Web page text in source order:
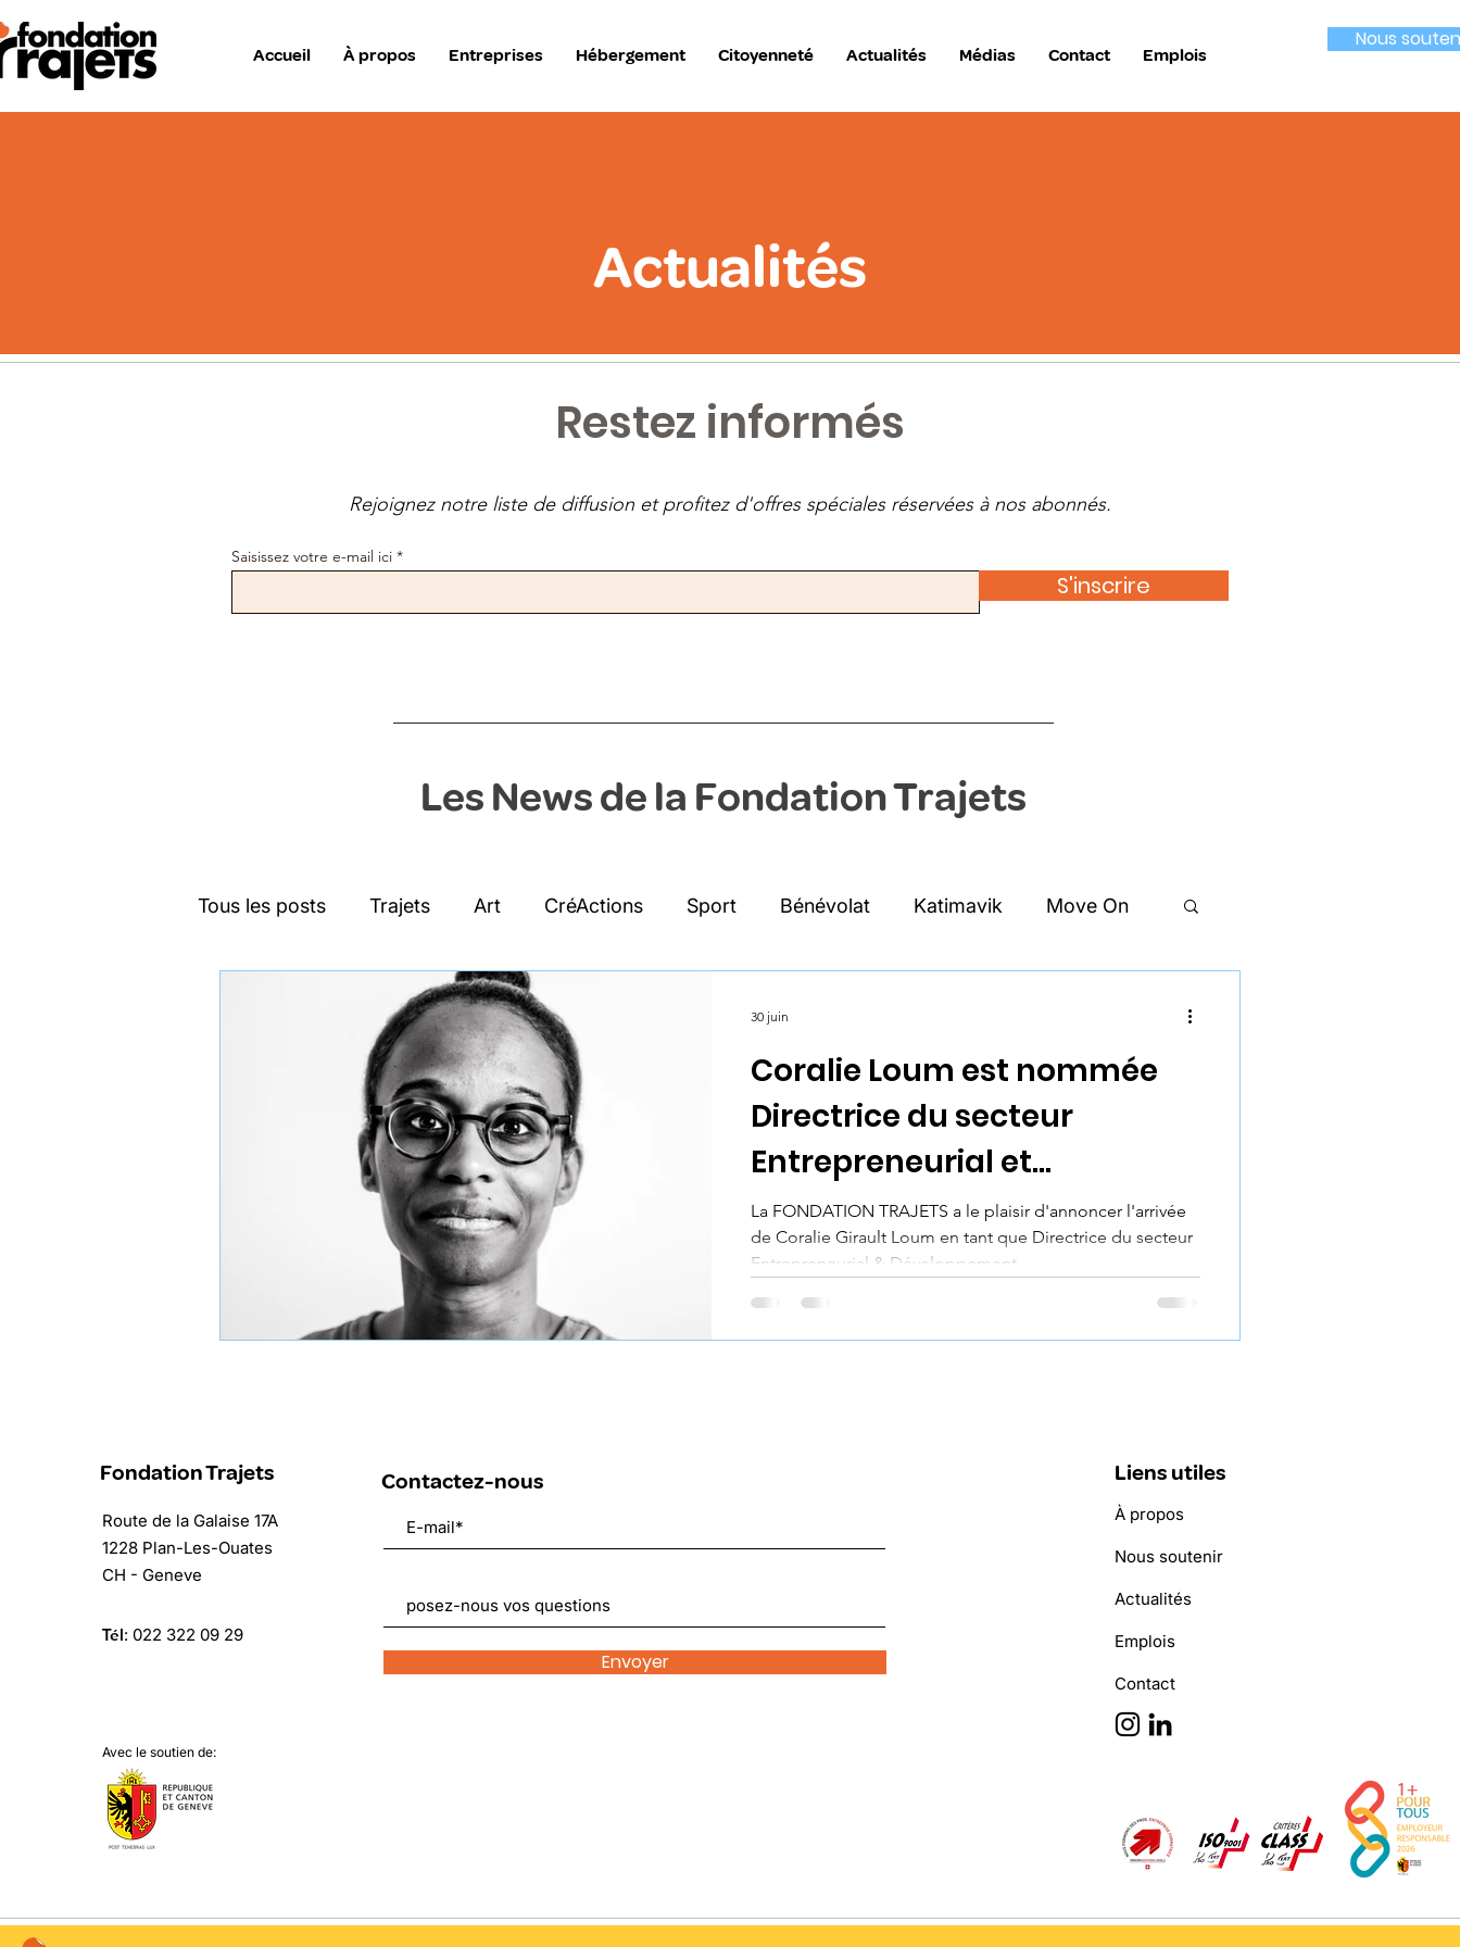
Accueil À propos Entreprises Hébergement Citoyenneté Actualités Médias Contact Emplois
Nous
Actualités
Restez informés
Rejoignez notre liste de diffusion et profitez d'offres spéciales réservées à nos abonnés.
Saisissez votre e-mail ici
S'inscrire
Les News de la Fondation Trajets
Tous les posts Trajets Art CréActions Sport Bénévolat Katimavik Move On
Katimavik La Manivelle
Hébergement Info interne collaborateurs
Coralie Loum est nommée
Directrice du secteur
Entrepreneurial et
Développement.
La FONDATION TRAJETS a le plaisir d'annoncer l'arrivée
de Coralie Girault Loum en tant que Directrice du secteur
Entrepreneurial & Développement.
30 juin
Fondation Trajets
Route de la Galaise 17A
1228 Plan-Les-Ouates
CH - Geneve
Tél: 022 322 09 29
Avec le soutien de:
Contactez-nous
Envoyer
Liens utiles
À propos
Nous soutenir
Actualités
Emplois
Contact